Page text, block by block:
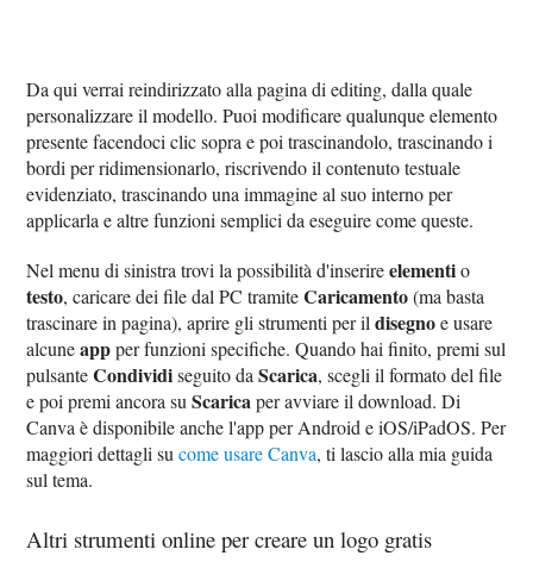
Da qui verrai reindirizzato alla pagina di editing, dalla quale
personalizzare il modello. Puoi modificare qualunque elemento
presente facendoci clic sopra e poi trascinandolo, trascinando i
bordi per ridimensionarlo, riscrivendo il contenuto testuale
evidenziato, trascinando una immagine al suo interno per
applicarla e altre funzioni semplici da eseguire come queste.
Nel menu di sinistra trovi la possibilità d'inserireelementio
testo, caricare dei file dal PC tramiteCaricamento(ma basta
trascinare in pagina), aprire gli strumenti per ildisegnoe usare
alcuneappper funzioni specifiche. Quando hai finito, premi sul
pulsanteCondividiseguito daScarica, scegli il formato del file
e poi premi ancora suScaricaper avviare il download. Di
Canva è disponibile anche l'app per Android e iOS/iPadOS. Per
maggiori dettagli sucome usare Canva, ti lascio alla mia guida
sul tema.
Altri strumenti online per creare un logo gratis